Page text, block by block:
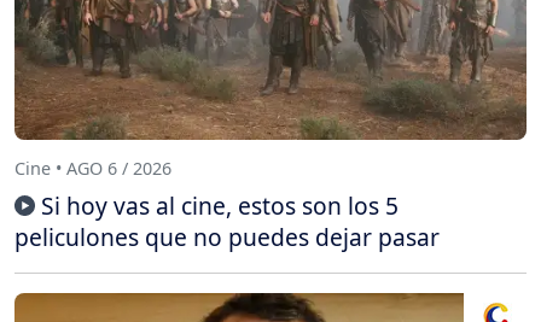
Cine • AGO 6 / 2026
Si hoy vas al cine, estos son los 5
peliculones que no puedes dejar pasar